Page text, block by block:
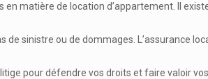
matière de location d’appartement. Il
sinistre ou de dommages. L’assurance
litige pour défendre vos droits et faire valoir